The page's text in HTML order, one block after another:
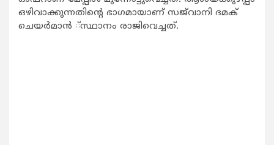
ഒഴിവാക്കുന്നതിന്റെ ഭാഗമായാണ് സജ്‌വാനി ദമക്
ചെയര്‍മാന്‍ ്സ്ഥാനം രാജിവെച്ചത്.